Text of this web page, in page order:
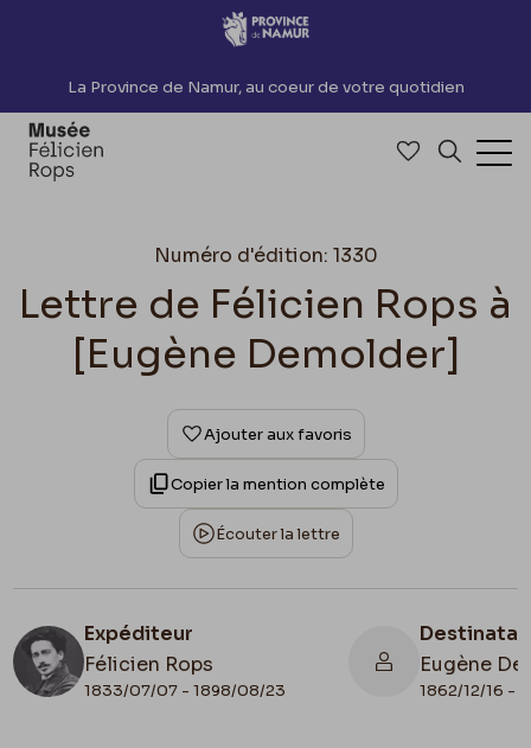
Accèder directement au contenu
La Province de Namur, au coeur de votre quotidien
Accéder à
Numéro d'édition: 1330
Lettre de Félicien Rops à
[Eugène Demolder]
Ajouter aux favoris
Copier la mention complète
Écouter la lettre
Expéditeur
Félicien Rops
1833/07/07 - 1898/08/23
Eugène
1862/12/16 -